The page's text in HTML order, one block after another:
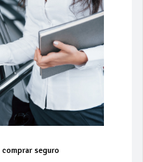
seguro